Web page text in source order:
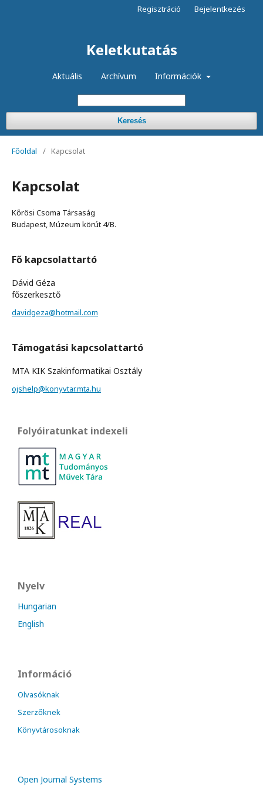
Keletkutatás
Aktuális Archívum Információk
Keresés
Regisztráció Bejelentkezés
Főoldal / Kapcsolat
Kapcsolat
Kőrösi Csoma Társaság
Budapest, Múzeum körút 4/B.
Fő kapcsolattartó
Dávid Géza
főszerkesztő
davidgeza@hotmail.com
Támogatási kapcsolattartó
MTA KIK Szakinformatikai Osztály
ojshelp@konyvtar.mta.hu
Folyóiratunkat indexeli
Nyelv
Hungarian
English
Információ
Olvasóknak
Szerzőknek
Könyvtárosoknak
Open Journal Systems